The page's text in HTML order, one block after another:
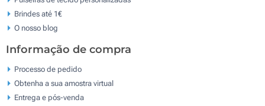
Brindes até 1€
O nosso blog
Informação de compra
Processo de pedido
Obtenha a sua amostra virtual
Entrega e pós-venda